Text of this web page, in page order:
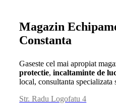
Magazin
Constanta
Gaseste cel mai apropiat
protectie,incaltaminte de
local, consultanta specializata
Str. Radu Logofatu 4